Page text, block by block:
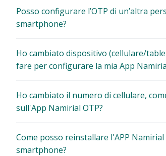
Posso configurare l’OTP di un’altra
smartphone?
Ho cambiato dispositivo (cellulare/
fare per configurare la mia App
Ho cambiato il numero di cellulare,
sull'App Namirial OTP?
Come posso reinstallare l'APP Namirial
smartphone?